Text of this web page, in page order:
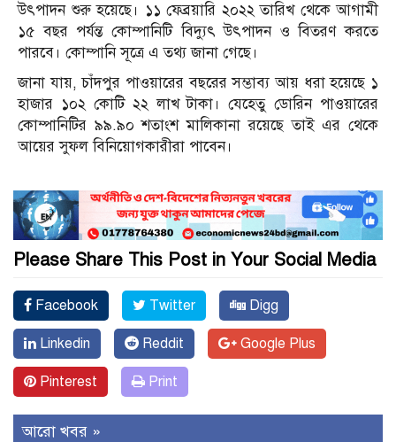
উৎপাদন শুরু হয়েছে। ১১ ফেব্রয়ারি ২০২২ তারিখ থেকে আগামী
১৫ বছর পর্যন্ত কোম্পানিটি বিদ্যুৎ উৎপাদন ও বিতরণ করতে
পারবে। কোম্পানি সূত্রে এ তথ্য জানা গেছে।
জানা যায়, চাঁদপুর পাওয়ারের বছরের সম্ভাব্য আয় ধরা হয়েছে ১
হাজার ১০২ কোটি ২২ লাখ টাকা। যেহেতু ডোরিন পাওয়ারের
কোম্পানিটির ৯৯.৯০ শতাংশ মালিকানা রয়েছে তাই এর থেকে
আয়ের সুফল বিনিয়োগকারীরা পাবেন।
Please Share This Post in Your Social Media
Facebook Twitter Digg
Linkedin Reddit Google Plus
Pinterest Print
আরো খবর »